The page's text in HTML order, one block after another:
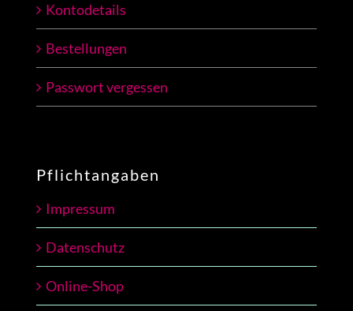
Kontodetails
Bestellungen
Passwort vergessen
Pflichtangaben
Impressum
Datenschutz
Online-Shop